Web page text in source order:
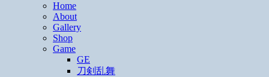
Home
About
Gallery
Shop
Game
GE
刀剣乱舞